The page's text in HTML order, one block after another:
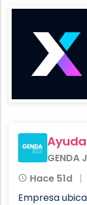
GENDA
Hace 51d
Empresa